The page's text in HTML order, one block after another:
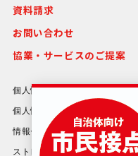
資料請求
お問い合わせ
協業・サービスのご提案
個人情報保護方針
個人情報等の取り扱いについて
情報セキュリティ方針
ストレスチェック基本方針